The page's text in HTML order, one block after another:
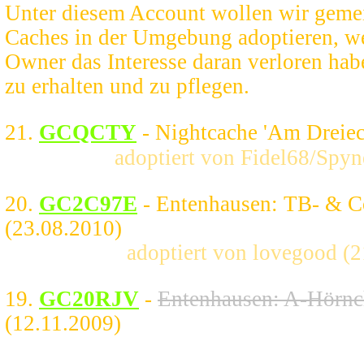
Unter diesem Account wollen wir
Caches in der Umgebung adoptieren,
Owner das Interesse daran verloren
zu erhalten und zu pflegen.
21. GCQCTY - Nightcache 'Am
adoptiert von Fidel68/
20. GC2C97E - Entenhausen: TB- &
(23.08.2010)
adoptiert von lovegood
19. GC20RJV - Entenhausen: A-
(12.11.2009)